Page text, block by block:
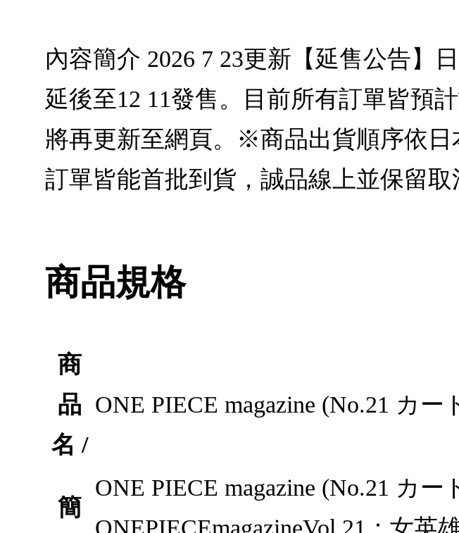
內容簡介 2026 7 23更新【延售公告】
延後至12 11發售。目前所有訂單皆預
將再更新至網頁。※商品出貨順序依
訂單皆能首批到貨，誠品線上並保留取
商品規格
商
品
名 /
ONE PIECE magazine (No.21 カ
簡
ONE PIECE magazine (No.21 カ
ONEPIECEmagazineVol.21：女